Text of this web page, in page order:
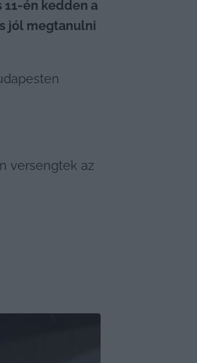
én kedden a
jól megtanulni
versengtek az